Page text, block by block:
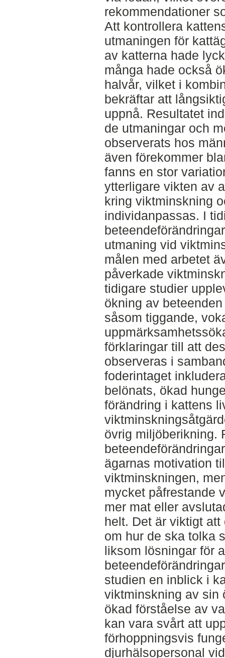
rekommendationer
Att kontrollera
utmaningen för
av katterna hade
många hade också
halvår, vilket i
bekräftar att
uppnå. Resultatet
de utmaningar och
observerats hos
även förekommer
fanns en stor
ytterligare vikten av
kring viktminskning
individanpassas. I
utmaning vid
målen med arbetet
påverkade
tidigare studier
ökning av
såsom tiggande,
förklaringar till att
observeras i
foderintaget
belönats, ökad
förändring i kattens
övrig miljöberikning.
ägarnas motivation
viktminskningen,
mycket påfrestande
mer mat eller
helt. Det är viktigt
om hur de ska tolka
liksom lösningar för
studien en inblick i
viktminskning av sin
ökad förståelse av
kan vara svårt att
förhoppningsvis
djurhälsopersonal